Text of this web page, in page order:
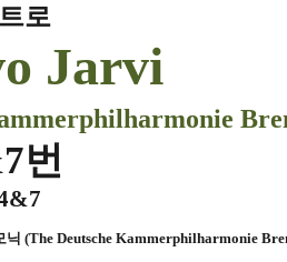
로
Jarvi
번
닉 (The Deutsche Kammerphilharmonie